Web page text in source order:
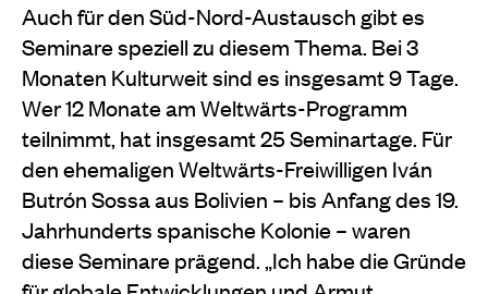
Auch für den Süd-Nord-Austausch gibt es
Seminare speziell zu diesem Thema. Bei 3
Monaten Kulturweit sind es insgesamt 9 Tage.
Wer 12 Monate am Weltwärts-Programm
teilnimmt, hat insgesamt 25 Seminartage. Für
den ehemaligen Weltwärts-Freiwilligen Iván
Butrón Sossa aus Bolivien – bis Anfang des 19.
Jahrhunderts spanische Kolonie – waren
diese Seminare prägend. „Ich habe die Gründe